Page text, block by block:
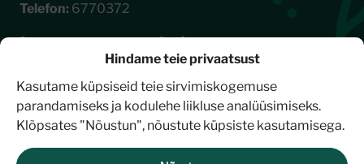
Hindame teie privaatsust
Kasutame küpsiseid teie sirvimiskogemuse
parandamiseks ja kodulehe liikluse analüüsimiseks.
Klõpsates "Nõustun", nõustute küpsiste kasutamisega.
Telefon: 6770372
Liitu meie uudiskirjaga